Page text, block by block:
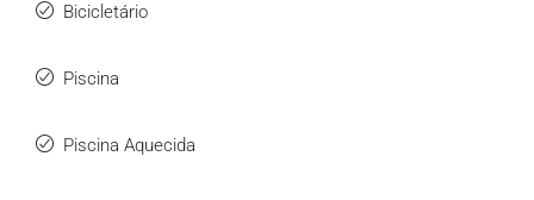
Bicicletário
Piscina
Piscina Aquecida